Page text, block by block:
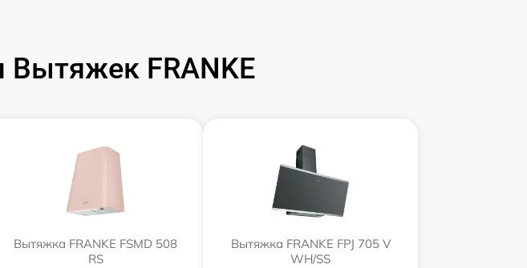
FRANKE
Вытяжка FRANKE FSMD 508
RS
Вытяжка FRANKE FPJ 705 V
WH/SS